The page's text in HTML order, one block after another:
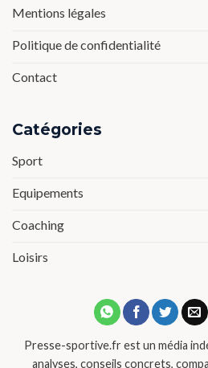
Mentions légales
Politique de confidentialité
Contact
Catégories
Sport
Equipements
Coaching
Loisirs
Presse-sportive.fr est un média
analyses, conseils concrets,